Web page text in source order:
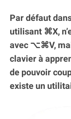
Par défaut
utilisant ⌘X,
avec ⌥⌘V,
clavier à
de pouvoir
existe un